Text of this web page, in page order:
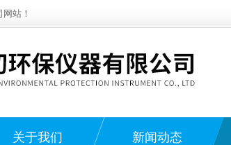
站！
关于我们 新闻动态